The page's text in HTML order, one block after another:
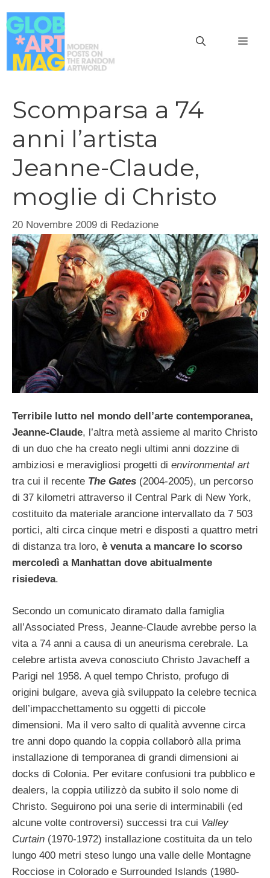
al
contenuto
Scomparsa a 74
anni l’artista
Jeanne-Claude,
moglie di Christo
20 Novembre 2009 di Redazione
Terribile lutto nel mondo dell’arte contemporanea,
Jeanne-Claude, l’altra metà assieme al marito Christo
di un duo che ha creato negli ultimi anni dozzine di
ambiziosi e meravigliosi progetti di environmental art
tra cui il recente The Gates (2004-2005), un percorso
di 37 kilometri attraverso il Central Park di New York,
costituito da materiale arancione intervallato da 7 503
portici, alti circa cinque metri e disposti a quattro metri
di distanza tra loro, è venuta a mancare lo scorso
mercoledì a Manhattan dove abitualmente
risiedeva.
Secondo un comunicato diramato dalla famiglia
all’Associated Press, Jeanne-Claude avrebbe perso la
vita a 74 anni a causa di un aneurisma cerebrale. La
celebre artista aveva conosciuto Christo Javacheff a
Parigi nel 1958. A quel tempo Christo, profugo di
origini bulgare, aveva già sviluppato la celebre tecnica
dell’impacchettamento su oggetti di piccole
dimensioni. Ma il vero salto di qualità avvenne circa
tre anni dopo quando la coppia collaborò alla prima
installazione di temporanea di grandi dimensioni ai
docks di Colonia. Per evitare confusioni tra pubblico e
dealers, la coppia utilizzò da subito il solo nome di
Christo. Seguirono poi una serie di interminabili (ed
alcune volte controversi) successi tra cui Valley
Curtain (1970-1972) installazione costituita da un telo
lungo 400 metri steso lungo una valle delle Montagne
Rocciose in Colorado e Surrounded Islands (1980-